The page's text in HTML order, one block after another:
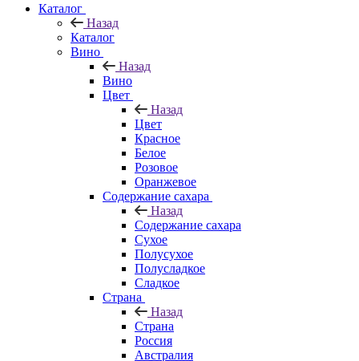
Каталог
Назад
Каталог
Вино
Назад
Вино
Цвет
Назад
Цвет
Красное
Белое
Розовое
Оранжевое
Содержание сахара
Назад
Содержание сахара
Сухое
Полусухое
Полусладкое
Сладкое
Страна
Назад
Страна
Россия
Австралия